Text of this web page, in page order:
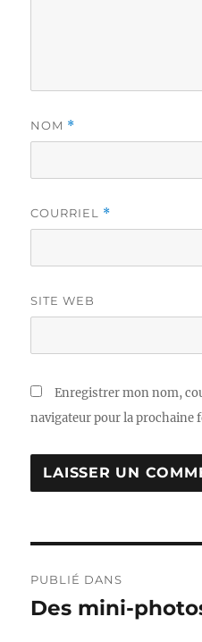
NOM *
COURRIEL *
SITE WEB
Enregistrer mon nom,
navigateur pour la prochaine
de
PUBLIÉ DANS
Des mini-